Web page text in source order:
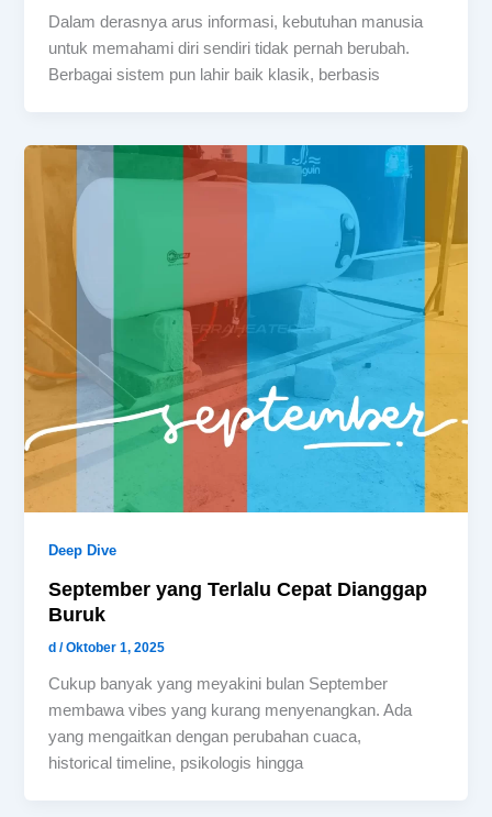
Dalam derasnya arus informasi, kebutuhan manusia
untuk memahami diri sendiri tidak pernah berubah.
Berbagai sistem pun lahir baik klasik, berbasis
Deep Dive
September yang Terlalu Cepat Dianggap
Buruk
d/Oktober 1, 2025
Cukup banyak yang meyakini bulan September
membawa vibes yang kurang menyenangkan. Ada
yang mengaitkan dengan perubahan cuaca,
historical timeline, psikologis hingga